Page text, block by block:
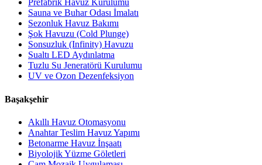
Prefabrik Havuz Kurulumu
Sauna ve Buhar Odası İmalatı
Sezonluk Havuz Bakımı
Şok Havuzu (Cold Plunge)
Sonsuzluk (Infinity) Havuzu
Sualtı LED Aydınlatma
Tuzlu Su Jeneratörü Kurulumu
UV ve Ozon Dezenfeksiyon
Başakşehir
Akıllı Havuz Otomasyonu
Anahtar Teslim Havuz Yapımı
Betonarme Havuz İnşaatı
Biyolojik Yüzme Göletleri